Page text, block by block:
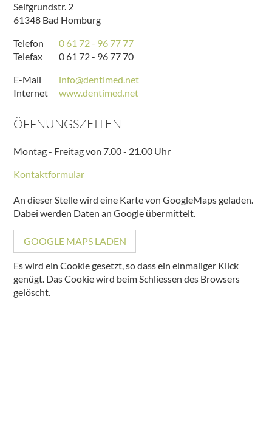
Seifgrundstr. 2
61348 Bad Homburg
Telefon
0 61 72 - 96 77 77
Telefax
0 61 72 - 96 77 70
E-Mail
info@dentimed.net
Internet
www.dentimed.net
ÖFFNUNGSZEITEN
Montag - Freitag von 7.00 - 21.00 Uhr
Kontaktformular
An dieser Stelle wird eine Karte von GoogleMaps geladen.
Dabei werden Daten an Google übermittelt.
GOOGLE MAPS LADEN
Es wird ein Cookie gesetzt, so dass ein einmaliger Klick
genügt. Das Cookie wird beim Schliessen des Browsers
gelöscht.